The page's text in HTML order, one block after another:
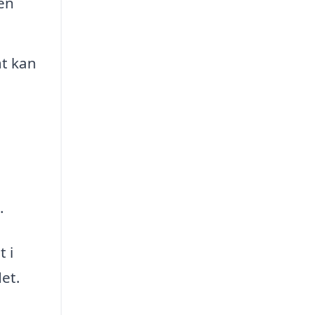
kan
i